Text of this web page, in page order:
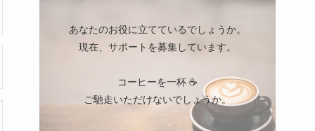
あなたのお役に立てているでしょうか。
現在、サポートを募集しています。
コーヒーを一杯 ☕
ご馳走いただけないでしょうか。